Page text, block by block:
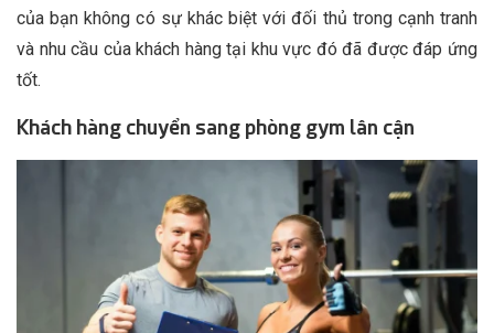
của bạn không có sự khác biệt với đối thủ trong cạnh tranh
và nhu cầu của khách hàng tại khu vực đó đã được đáp ứng
tốt.
Khách hàng chuyển sang phòng gym lân cận